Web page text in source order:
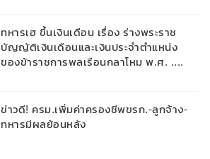
ทหารเฮ ขึ้นเงินเดือน เรื่อง ร่างพระราช
บัญญัติเงินเดือนและเงินประจำตำแหน่ง
ของข้าราชการพลเรือนกลาโหม พ.ศ. ....
ข่าวดี! ครม.เพิ่มค่าครองชีพขรก.-ลูกจ้าง-
ทหารมีผลย้อนหลัง